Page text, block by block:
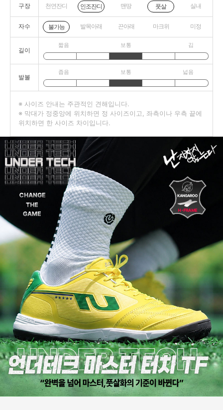
구장 천연잔디 인조잔디 맨땅 풋살 실내
자수 불가능 발목아래 끈아래 마크위 미정
길이
짧음 보통 김
발볼
좁음 보통 넓음
※ 사이즈 안내는 주관적인 견해입니다.
※ 막대가 정중앙에 위치하면 정 사이즈이고, 좌측이나 우측 끝에
위치하면 한 사이즈 차이입니다.